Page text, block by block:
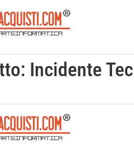
Incidente